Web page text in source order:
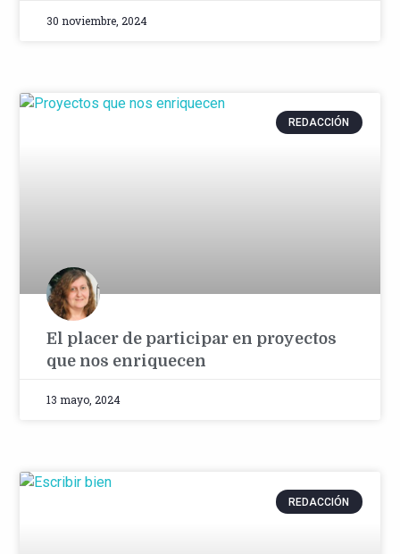
30 noviembre, 2024
REDACCIÓN
El placer de participar en proyectos
que nos enriquecen
13 mayo, 2024
REDACCIÓN